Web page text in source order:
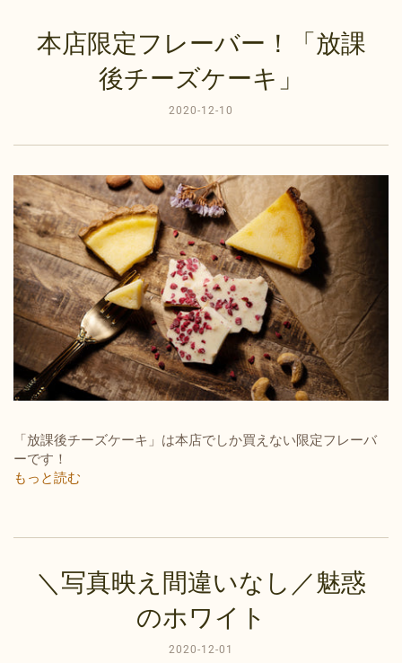
本店限定フレーバー！「放課
後チーズケーキ」
2020-12-10
「放課後チーズケーキ」は本店でしか買えない限定フレーバ
ーです！
もっと読む
＼写真映え間違いなし／魅惑
のホワイト
2020-12-01